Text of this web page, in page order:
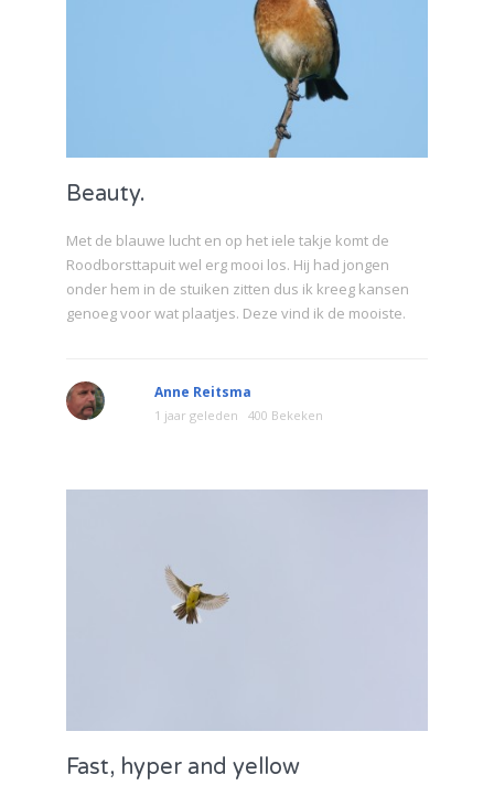
Beauty.
Met de blauwe lucht en op het iele takje komt de
Roodborsttapuit wel erg mooi los. Hij had jongen
onder hem in de stuiken zitten dus ik kreeg kansen
genoeg voor wat plaatjes. Deze vind ik de mooiste.
Anne Reitsma
1 jaar geleden 400 Bekeken
Fast, hyper and yellow